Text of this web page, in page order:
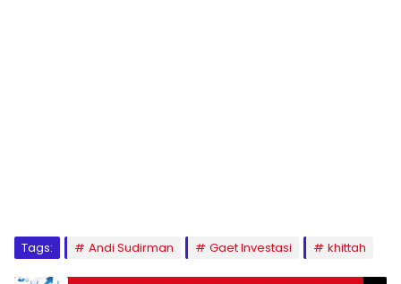
Tags: Andi Sudirman Gaet Investasi khittah